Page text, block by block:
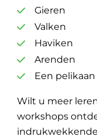
Gieren
Valken
Haviken
Arenden
Een pelikaan
Wilt u meer
workshops